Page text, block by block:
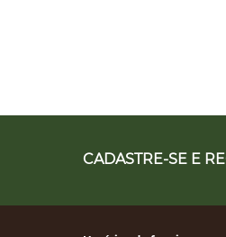
CADASTRE-SE E